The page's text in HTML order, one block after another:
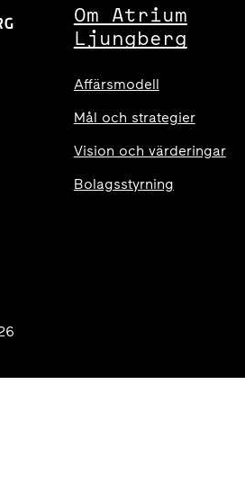
Om Atrium
Ljungberg
Affärsmodell
Mål och strategier
Vision och värderingar
Bolagsstyrning